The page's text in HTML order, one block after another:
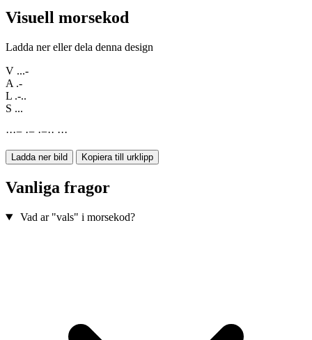
Visuell morsekod
Ladda ner eller dela denna design
V ...-
A .-
L .-..
S ...
···− ·− ·−·· ···
Ladda ner bild Kopiera till urklipp
Vanliga fragor
Vad ar "vals" i morsekod?